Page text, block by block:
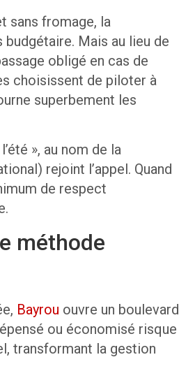
sans fromage, la
Mais au lieu de
obligé en cas de
choisissent de piloter à
superbement les
», au nom de la
rejoint l’appel. Quand
de respect
méthode
Bayrou ouvre un boulevard
ou économisé risque
transformant la gestion